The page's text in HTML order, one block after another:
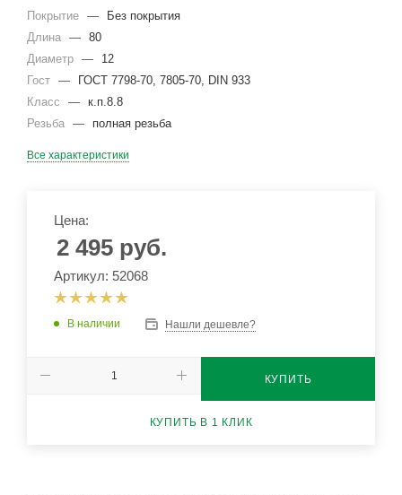
Покрытие —
Без покрытия
Длина — 80
Диаметр —
12
Гост —
ГОСТ 7798-70, 7805-70, DIN 933
Класс
— к.п.8.8
Резьба — полная резьба
Все характеристики
Цена:
2 495 руб.
Артикул: 52068
В наличии Нашли дешевле?
КУПИТЬ
КУПИТЬ В 1 КЛИК